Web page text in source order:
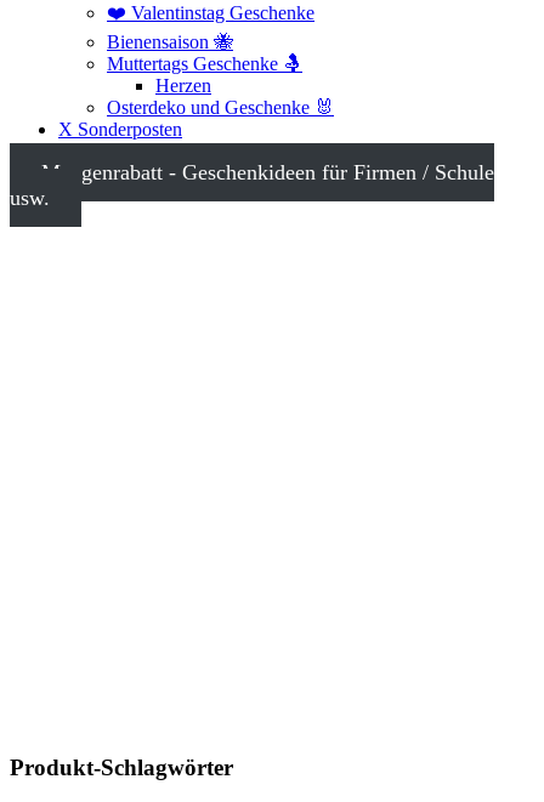
❤️ Valentinstag Geschenke
Bienensaison 🐝
Muttertags Geschenke 🤱
Herzen
Osterdeko und Geschenke 🐰
X Sonderposten
Mengenrabatt - Geschenkideen für Firmen / Schule
usw.
Produkt-Schlagwörter